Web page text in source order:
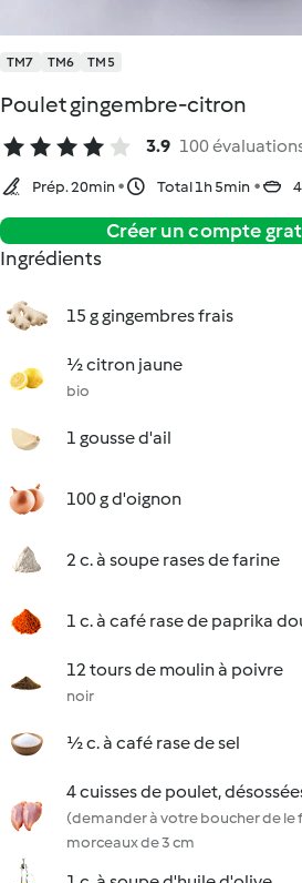
TM7 TM6 TM5
Poulet gingembre-citron
3.9 100
Prép. 20min Total 1h 5min
Créer un compte
Ingrédients
15 g gingembres frais
½ citron jaune
bio
1 gousse d'ail
100 g d'oignon
2 c. à soupe rases de farine
1 c. à café rase de paprika
12 tours de moulin à poivre
noir
½ c. à café rase de sel
4 cuisses de poulet,
(demander à votre boucher de le
morceaux de 3 cm